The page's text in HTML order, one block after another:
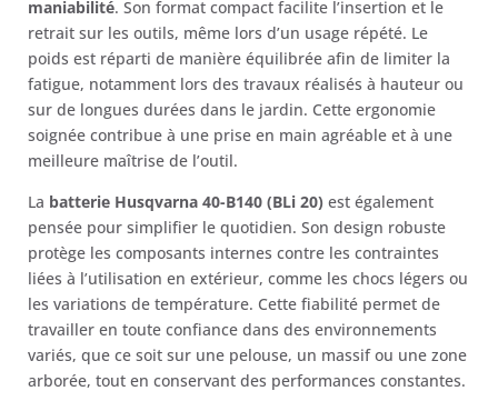
maniabilité. Son format compact facilite l’insertion et le
retrait sur les outils, même lors d’un usage répété. Le
poids est réparti de manière équilibrée afin de limiter la
fatigue, notamment lors des travaux réalisés à hauteur ou
sur de longues durées dans le jardin. Cette ergonomie
soignée contribue à une prise en main agréable et à une
meilleure maîtrise de l’outil.
La batterie Husqvarna 40-B140 (BLi 20) est également
pensée pour simplifier le quotidien. Son design robuste
protège les composants internes contre les contraintes
liées à l’utilisation en extérieur, comme les chocs légers ou
les variations de température. Cette fiabilité permet de
travailler en toute confiance dans des environnements
variés, que ce soit sur une pelouse, un massif ou une zone
arborée, tout en conservant des performances constantes.